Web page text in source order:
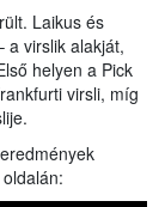
Laikus és
a virslik alakját,
helyen a Pick
virsli, míg